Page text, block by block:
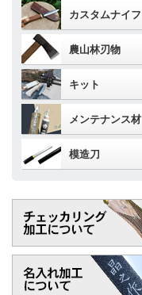
カスタムナイフ
農山林刃物
キット
メンテナンス材
模造刀